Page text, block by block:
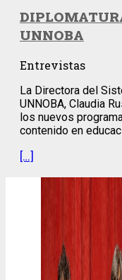
UNNOBA
Entrevistas
La Directora del
UNNOBA, Claudia
los nuevos
contenido en
[…]